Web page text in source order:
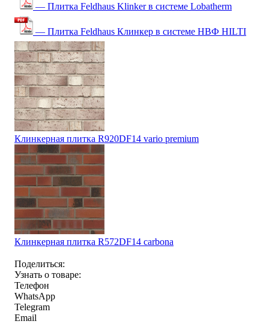
— Плитка Feldhaus Klinker в системе Lobatherm
— Плитка Feldhaus Клинкер в системе НВФ HILTI
Клинкерная плитка R920DF14 vario premium
Клинкерная плитка R572DF14 carbona
Поделиться:
Узнать о товаре:
Телефон
WhatsApp
Telegram
Email